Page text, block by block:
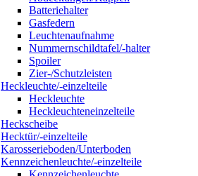
Batteriehalter
Gasfedern
Leuchtenaufnahme
Nummernschildtafel/-halter
Spoiler
Zier-/Schutzleisten
Heckleuchte/-einzelteile
Heckleuchte
Heckleuchteneinzelteile
Heckscheibe
Hecktür/-einzelteile
Karosserieboden/Unterboden
Kennzeichenleuchte/-einzelteile